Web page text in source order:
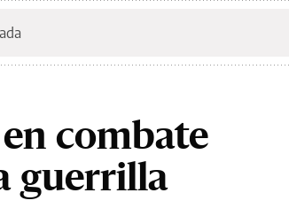
combate
guerrilla